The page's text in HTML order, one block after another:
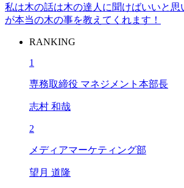
私は木の話は木の達人に聞けばいいと思
が本当の木の事を教えてくれます！
RANKING
1
専務取締役 マネジメント本部長
志村 和哉
2
メディアマーケティング部
望月 道隆